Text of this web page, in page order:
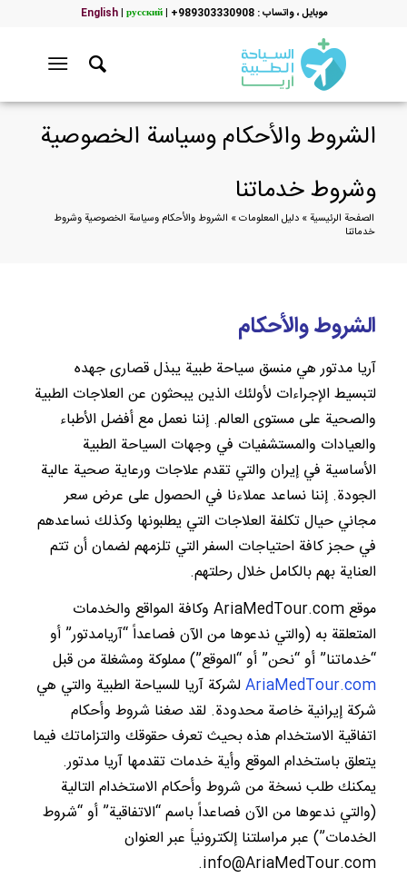
موبایل ، واتساب : 989303330908+ |
English| русский
الشروط والأحكام وسياسة الخصوصية
وشروط خدماتنا
الصفحة الرئيسية» دليل المعلومات» الشروط والأحكام وسياسة الخصوصية وشروط
خدماتنا
الشروط والأحكام
آريا مدتور هي منسق سياحة طبية يبذل قصارى جهده
لتبسيط الإجراءات لأولئك الذين يبحثون عن العلاجات الطبية
والصحية على مستوى العالم. إننا نعمل مع أفضل الأطباء
والعيادات والمستشفيات في وجهات السياحة الطبية
الأساسية في إيران والتي تقدم علاجات ورعاية صحية عالية
الجودة. إننا نساعد عملاءنا في الحصول على عرض سعر
مجاني حيال تكلفة العلاجات التي يطلبونها وكذلك نساعدهم
في حجز كافة احتياجات السفر التي تلزمهم لضمان أن تتم
العناية بهم بالكامل خلال رحلتهم.
موقع AriaMedTour.com وكافة المواقع والخدمات
المتعلقة به (والتي ندعوها من الآن فصاعداً “آريامدتور” أو
“خدماتنا” أو “نحن” أو “الموقع”) مملوكة ومشغلة من قبل
AriaMedTour.comلشركة آريا للسياحة الطبية والتي هي
شركة إيرانية خاصة محدودة. لقد صغنا شروط وأحكام
اتفاقية الاستخدام هذه بحيث تعرف حقوقك والتزاماتك فيما
يتعلق باستخدام الموقع وأية خدمات تقدمها آريا مدتور.
يمكنك طلب نسخة من شروط وأحكام الاستخدام التالية
(والتي ندعوها من الآن فصاعداً باسم “الاتفاقية” أو “شروط
الخدمات”) عبر مراسلتنا إلكترونياً عبر العنوان
info@AriaMedTour.com.